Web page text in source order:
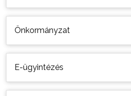
Önkormányzat
E-ügyintézés